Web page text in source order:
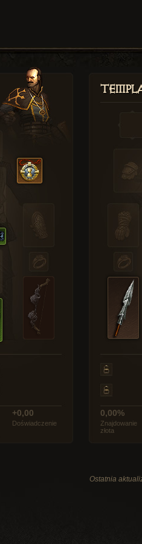
+0,00
Doświadczenie
0,00%
Znajdowanie
złota
Ostatnia